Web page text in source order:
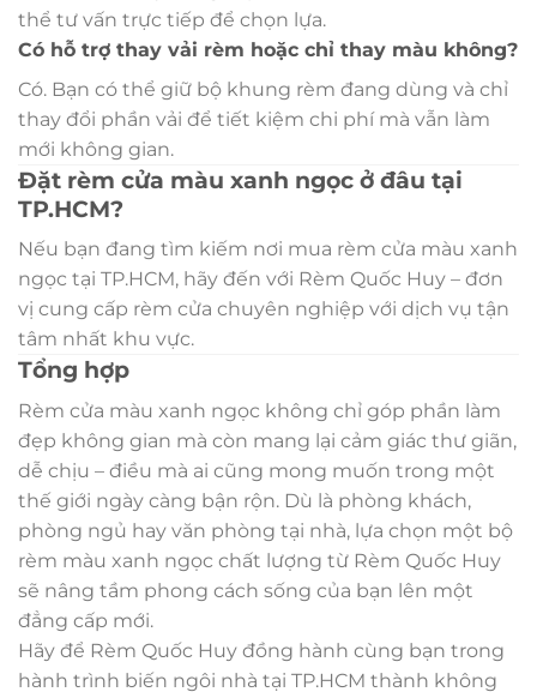
thể tư vấn trực tiếp để chọn lựa.
Có hỗ trợ thay vải rèm hoặc chỉ thay màu không?
Có. Bạn có thể giữ bộ khung rèm đang dùng và chỉ
thay đổi phần vải để tiết kiệm chi phí mà vẫn làm
mới không gian.
Đặt rèm cửa màu xanh ngọc ở đâu tại
TP.HCM?
Nếu bạn đang tìm kiếm nơi mua rèm cửa màu xanh
ngọc tại TP.HCM, hãy đến với Rèm Quốc Huy – đơn
vị cung cấp rèm cửa chuyên nghiệp với dịch vụ tận
tâm nhất khu vực.
Tổng hợp
Rèm cửa màu xanh ngọc không chỉ góp phần làm
đẹp không gian mà còn mang lại cảm giác thư giãn,
dễ chịu – điều mà ai cũng mong muốn trong một
thế giới ngày càng bận rộn. Dù là phòng khách,
phòng ngủ hay văn phòng tại nhà, lựa chọn một bộ
rèm màu xanh ngọc chất lượng từ Rèm Quốc Huy
sẽ nâng tầm phong cách sống của bạn lên một
đẳng cấp mới.
Hãy để Rèm Quốc Huy đồng hành cùng bạn trong
hành trình biến ngôi nhà tại TP.HCM thành không